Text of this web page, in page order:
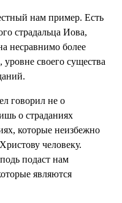
нам пример. Есть
страдальца Иова,
несравнимо более
своего существа
говорил не о
о страданиях
которые неизбежно
человеку.
подаст нам
являются